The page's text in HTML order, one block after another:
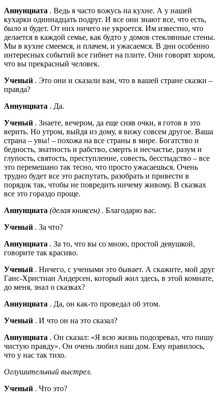
Аннунциата . Ведь я часто вожусь на кухне. А у нашей
кухарки одиннадцать подруг. И все они знают все, что есть,
было и будет. От них ничего не укроется. Им известно, что
делается в каждой семье, как будто у домов стеклянные стены.
Мы в кухне смеемся, и плачем, и ужасаемся. В дни особенно
интересных событий все гибнет на плите. Они говорят хором,
что вы прекрасный человек.
Ученый . Это они и сказали вам, что в вашей стране сказки –
правда?
Аннунциата . Да.
Ученый . Знаете, вечером, да еще сняв очки, я готов в это
верить. Но утром, выйдя из дому, я вижу совсем другое. Ваша
страна – увы! – похожа на все страны в мире. Богатство и
бедность, знатность и рабство, смерть и несчастье, разум и
глупость, святость, преступление, совесть, бесстыдство – все
это перемешано так тесно, что просто ужасаешься. Очень
трудно будет все это распутать, разобрать и привести в
порядок так, чтобы не повредить ничему живому. В сказках
все это гораздо проще.
Аннунциата (делая книксен) . Благодарю вас.
Ученый . За что?
Аннунциата . За то, что вы со мною, простой девушкой,
говорите так красиво.
Ученый . Ничего, с учеными это бывает. А скажите, мой друг
Ганс-Христиан Андерсен, который жил здесь, в этой комнате,
до меня, знал о сказках?
Аннунциата . Да, он как-то проведал об этом.
Ученый . И что он на это сказал?
Аннунциата . Он сказал: «Я всю жизнь подозревал, что пишу
чистую правду». Он очень любил наш дом. Ему нравилось,
что у нас так тихо.
Оглушительный выстрел.
Ученый . Что это?